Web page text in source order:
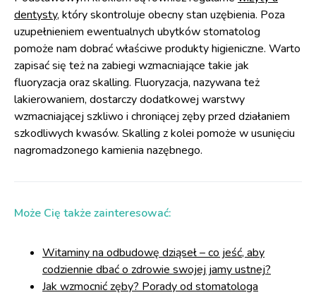
dentysty, który skontroluje obecny stan uzębienia. Poza
uzupełnieniem ewentualnych ubytków stomatolog
pomoże nam dobrać właściwe produkty higieniczne. Warto
zapisać się też na zabiegi wzmacniające takie jak
fluoryzacja oraz skalling. Fluoryzacja, nazywana też
lakierowaniem, dostarczy dodatkowej warstwy
wzmacniającej szkliwo i chroniącej zęby przed działaniem
szkodliwych kwasów. Skalling z kolei pomoże w usunięciu
nagromadzonego kamienia nazębnego.
Może Cię także zainteresować:
Witaminy na odbudowę dziąseł – co jeść, aby
codziennie dbać o zdrowie swojej jamy ustnej?
Jak wzmocnić zęby? Porady od stomatologa